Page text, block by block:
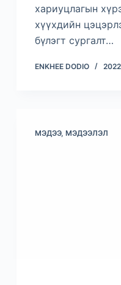
хариуцлагын
хүүхдийн
бүлэгт сургалт…
ENKHEE DODIO
МЭДЭЭ, МЭДЭЭЛЭЛ